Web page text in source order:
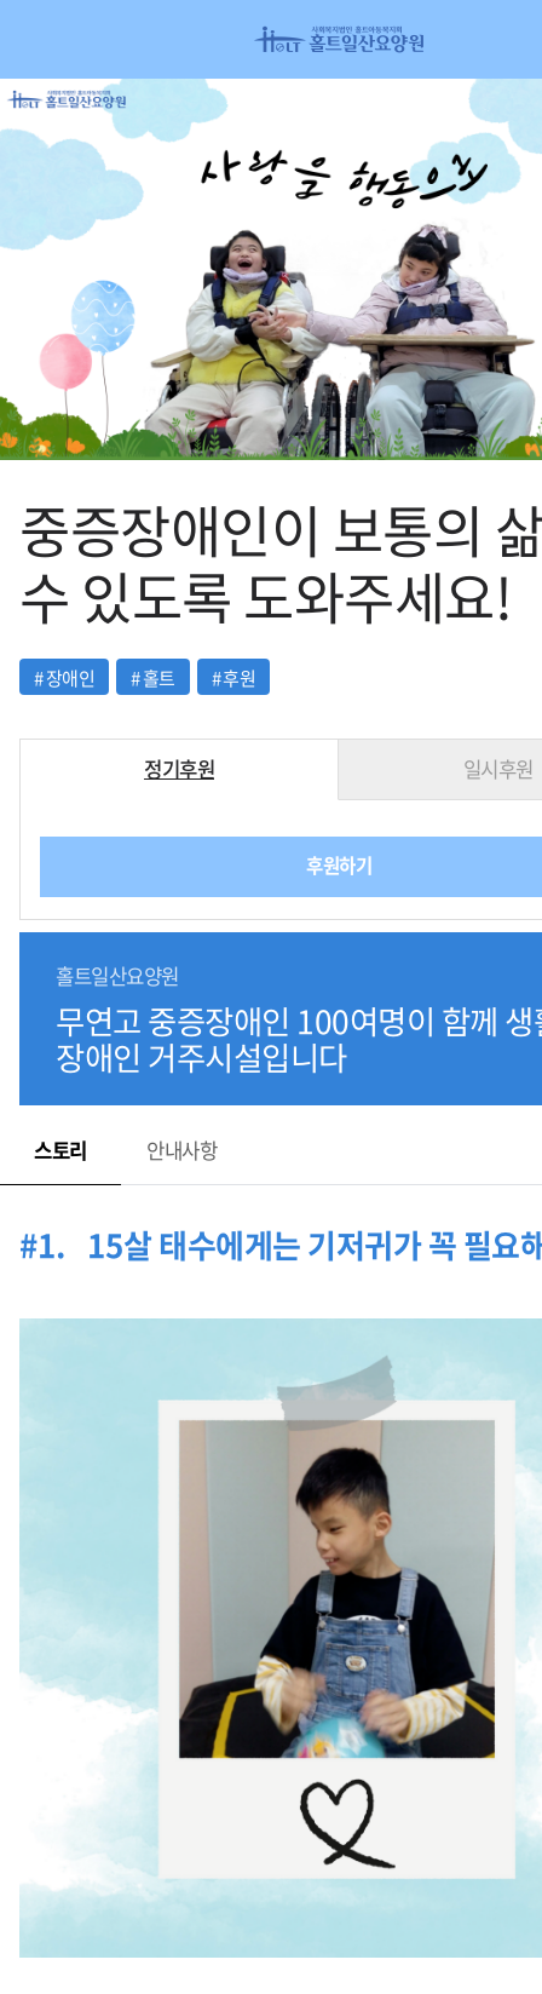
중증장애인이 보통의
수 있도록 도와주세요!
#장애인 #홀트 #후원
정기후원 일시후원
후원하기
홀트일산요양원
무연고 중증장애인 100여명이 함께
장애인 거주시설입니다
스토리 안내사항
#1. 15살 태수에게는 기저귀가 꼭 필요